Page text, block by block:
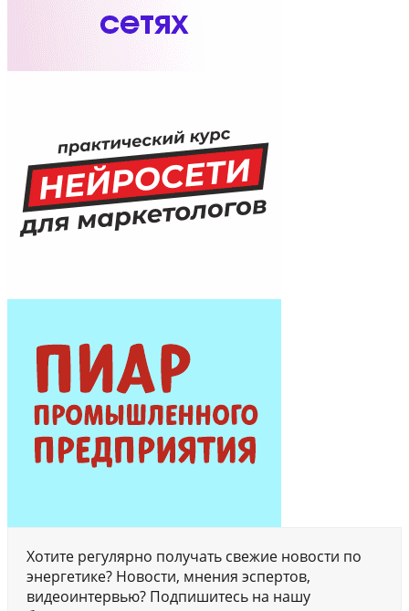
Хотите регулярно получать свежие новости по
энергетике? Новости, мнения эспертов,
видеоинтервью? Подпишитесь на нашу